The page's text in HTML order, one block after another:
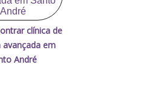
clínica de
avançada em
André